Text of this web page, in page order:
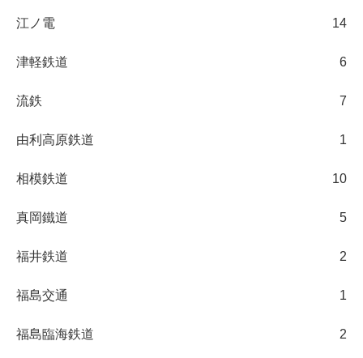
江ノ電 14
津軽鉄道 6
流鉄 7
由利高原鉄道 1
相模鉄道 10
真岡鐵道 5
福井鉄道 2
福島交通 1
福島臨海鉄道 2